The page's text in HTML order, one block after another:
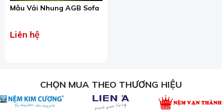
Mẫu Vải Nhung AGB Sofa
Liên hệ
CHỌN MUA THEO THƯƠNG HIỆU